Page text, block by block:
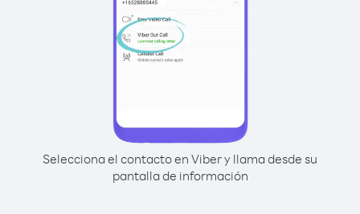
Selecciona el contacto en Viber y llama desde su
pantalla de información